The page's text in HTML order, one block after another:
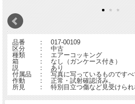
品番 ： 017-00109
区分 ： 中古
種類 ： エアーコッキング
箱 ： なし（ガンケース付き）
説 ： あり
付属品 ： 写真に写っているものですべ
作動 ： 正常・試射確認済み。
所見 ： 特別目立つ傷など見受けられ